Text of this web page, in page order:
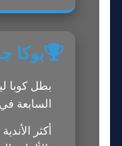
بوكا
بطل كوبا
السابعة
أكثر